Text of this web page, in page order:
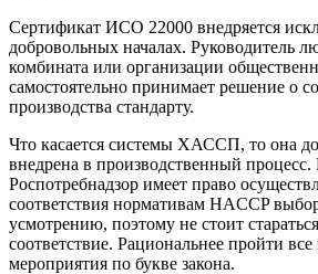
Сертификат ИСО 22000 внедряется
добровольных началах. Руководитель
комбината или организации
самостоятельно принимает решение о
производства стандарту.
Что касается системы ХАССП, то она
внедрена в производственный
Роспотребнадзор имеет право
соответствия нормативам HACCP
усмотрению, поэтому не стоит
соответствие. Рациональнее пройти
мероприятия по букве закона.